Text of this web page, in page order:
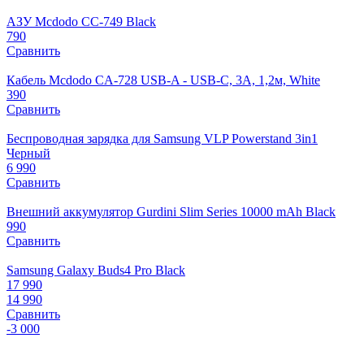
АЗУ Mcdodo CC-749 Black
790
Сравнить
Кабель Mcdodo CA-728 USB-A - USB-C, 3A, 1,2м, White
390
Сравнить
Беспроводная зарядка для Samsung VLP Powerstand 3in1
Черный
6 990
Сравнить
Внешний аккумулятор Gurdini Slim Series 10000 mAh Black
990
Сравнить
Samsung Galaxy Buds4 Pro Black
17 990
14 990
Сравнить
-3 000